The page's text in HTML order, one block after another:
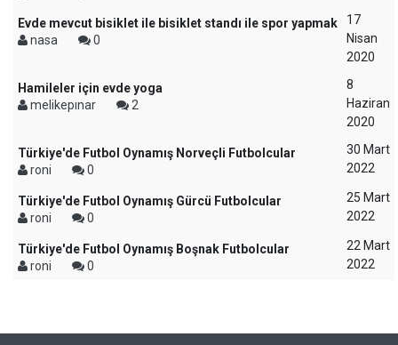
Evde mevcut bisiklet ile bisiklet standı ile spor yapmak
nasa
0
17
Nisan
2020
Hamileler için evde yoga
melikepınar
2
8
Haziran
2020
Türkiye'de Futbol Oynamış Norveçli Futbolcular
roni
0
30 Mart
2022
Türkiye'de Futbol Oynamış Gürcü Futbolcular
roni
0
25 Mart
2022
Türkiye'de Futbol Oynamış Boşnak Futbolcular
roni
0
22 Mart
2022